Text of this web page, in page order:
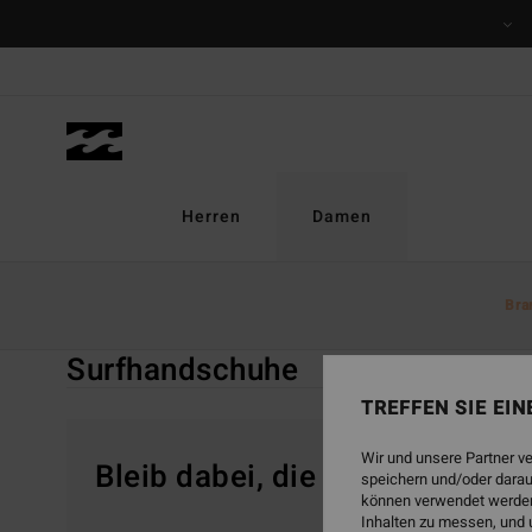
springen
Herren Damen
Surfhandschuhe
Bleib dabei, die Produkte
TREFFEN SIE
Wir und unsere Partner
speichern und/oder
können verwendet
Inhalten zu messen, und